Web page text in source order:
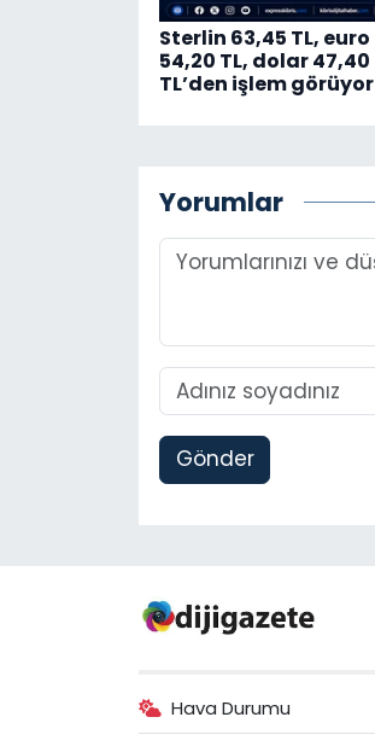
Sterlin 63,45 TL, euro
54,20 TL, dolar 47,40
TL’den işlem görüyor
Yorumlar
Gönder
Hava Durumu